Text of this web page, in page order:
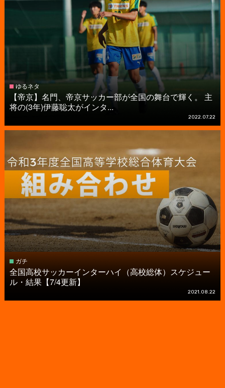
ゆるネタ
【帝京】名門、帝京サッカー部が全国の舞台で輝く。 主
将の(3年)伊藤聡太がインタ...
2022.07.22
ガチ
全国高校サッカーインターハイ（高校総体）スケジュー
ル・結果【7/4更新】
2021.08.22